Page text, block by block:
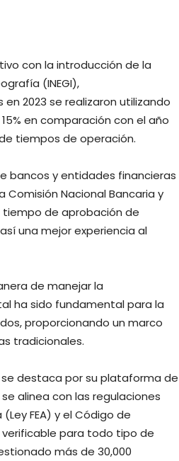
con la introducción de la
(INEGI),
2023 se realizaron utilizando
en comparación con el año
tiempos de operación.
bancos y entidades financieras
Comisión Nacional Bancaria y
tiempo de aprobación de
una mejor experiencia al
de manejar la
ha sido fundamental para la
proporcionando un marco
tradicionales.
se destaca por su plataforma de
alinea con las regulaciones
FEA) y el Código de
para todo tipo de
más de 30,000